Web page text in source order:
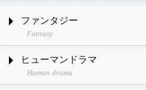
ファンタジー
Fantasy
ヒューマンドラマ
Human drama